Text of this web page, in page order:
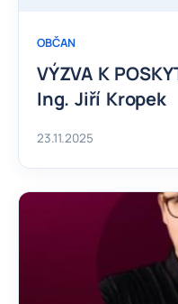
OBČAN
VÝZVA K
Ing. Jiří Kropek
23.11.2025